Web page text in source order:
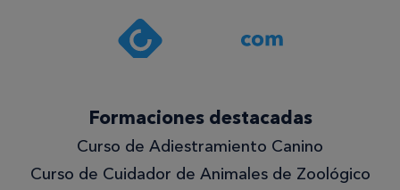
política de
privacidad .*
¡Quiero
mejor!
Formaciones destacadas
Curso de Adiestramiento Canino
Curso de Cuidador de Animales de Zoológico